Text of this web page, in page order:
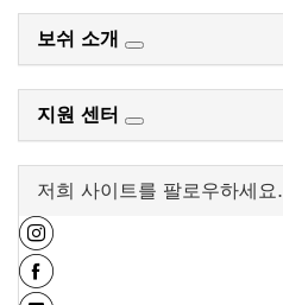
보쉬 소개
지원 센터
저희 사이트를 팔로우하세요.